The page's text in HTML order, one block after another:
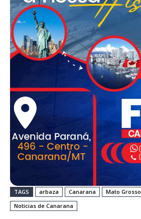
TAGS arbaza Canarana
Mato Grosso
Noticias de Canarana